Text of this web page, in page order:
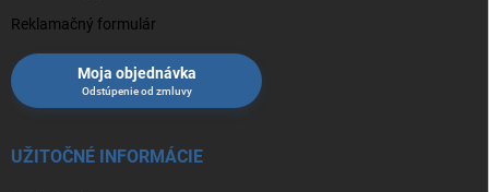
Reklamačný formulár
Moja objednávka
UŽITOČNÉ INFORMÁCIE